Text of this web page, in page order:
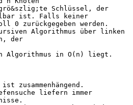
Schlüssel, der
ist. Falls keiner
zurückgegeben werden.
Algorithmus über linken
der
Algorithmus in O(n) liegt.
zusammenhängend.
liefern immer